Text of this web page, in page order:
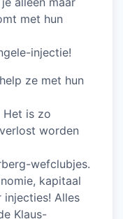
met hun
injectie!
ze met hun
Het is zo
worden
wefclubjes.
kapitaal
Alles
Klaus-